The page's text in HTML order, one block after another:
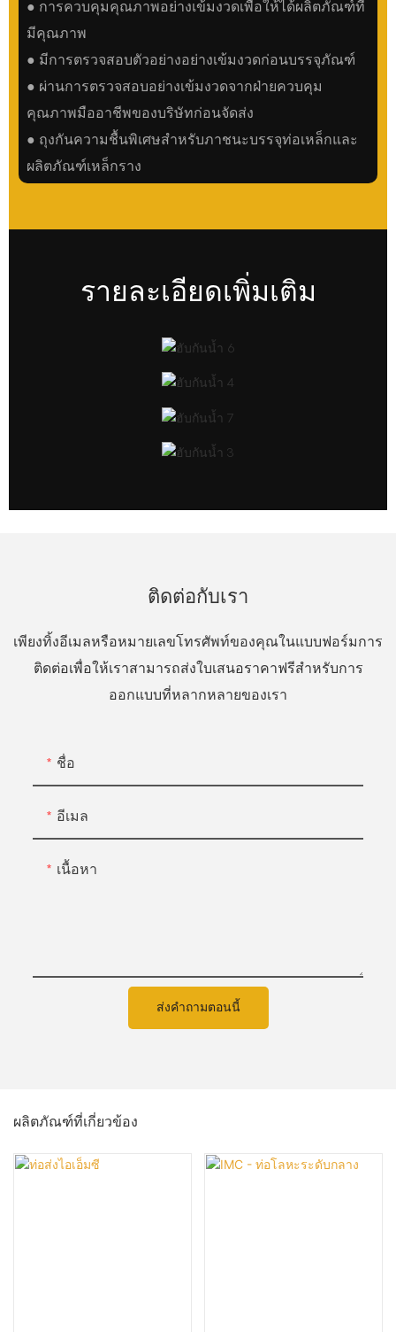
● การควบคุมคุณภาพอย่างเข้มงวดเพื่อให้ได้ผลิตภัณฑ์ที่
มีคุณภาพ
● มีการตรวจสอบตัวอย่างอย่างเข้มงวดก่อนบรรจุภัณฑ์
● ผ่านการตรวจสอบอย่างเข้มงวดจากฝ่ายควบคุม
คุณภาพมืออาชีพของบริษัทก่อนจัดส่ง
● ถุงกันความชื้นพิเศษสำหรับภาชนะบรรจุท่อเหล็กและ
ผลิตภัณฑ์เหล็กราง
รายละเอียดเพิ่มเติม
ติดต่อกับเรา
เพียงทิ้งอีเมลหรือหมายเลขโทรศัพท์ของคุณในแบบฟอร์มการ
ติดต่อเพื่อให้เราสามารถส่งใบเสนอราคาฟรีสำหรับการ
ออกแบบที่หลากหลายของเรา
ชื่อ
อีเมล
เนื้อหา
ส่งคำถามตอนนี้
ผลิตภัณฑ์ที่เกี่ยวข้อง